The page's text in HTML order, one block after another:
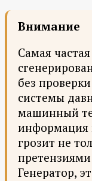
Внимание
Самая
без
системы
машинный
информация
грозит не
Генератор,